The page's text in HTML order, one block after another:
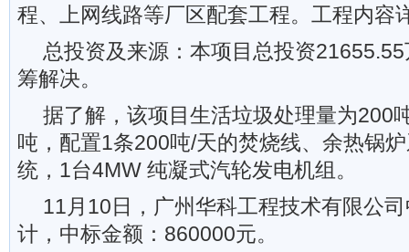
程、上网线路等厂区配套工程。工程内容
总投资及来源：本项目总投资
筹解决。
据了解，该项目生活垃圾处理量为200
吨，配置1条200吨/天的焚烧线、余热锅
统，1台4MW 纯凝式汽轮发电机组。
11月10日，广州华科工程技术有限公
计，中标金额：860000元。